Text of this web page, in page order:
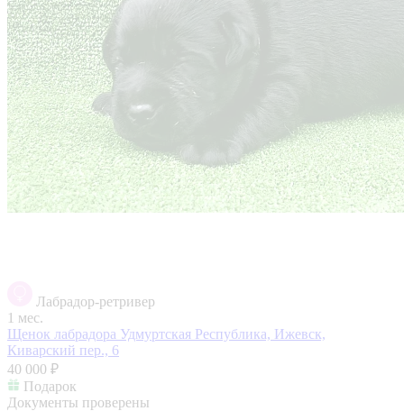
Лабрадор-ретривер
1 мес.
Щенок лабрадора Удмуртская Республика, Ижевск,
Киварский пер., 6
40 000 ₽
Подарок
Документы проверены